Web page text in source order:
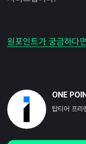
원포인트가 궁금하다
ONE
탑티어 프리